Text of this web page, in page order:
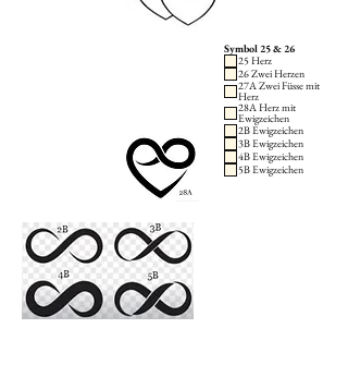
Symbol 25 & 26
25 Herz
26 Zwei Herzen
27A Zwei Füsse mit
Herz
28A Herz mit
Ewigzeichen
2B Ewigzeichen
3B Ewigzeichen
4B Ewigzeichen
5B Ewigzeichen